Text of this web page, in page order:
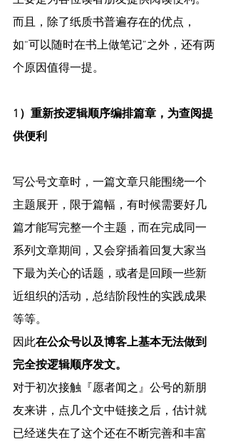
而且，除了纸质书普遍存在的优点，
如“可以随时在书上做笔记”之外，还有两
个原因值得一提。
1）重新按逻辑顺序编排篇章，为查阅提
供便利
写公号文章时，一篇文章只能围绕一个
主题展开，限于篇幅，有时候需要好几
篇才能写完整一个主题，而在完成同一
系列文章期间，又会穿插着回复大家当
下最为关心的话题，或者是回顾一些新
近组织的活动，总结阶段性的实践成果
等等。
因此在公众号以及博客上基本无法做到
完全按逻辑顺序发文。
对于初次接触『愿者闻之』公号的新朋
友来讲，点几个文中链接之后，估计就
已经迷失在了这个还在不断完善和丰富